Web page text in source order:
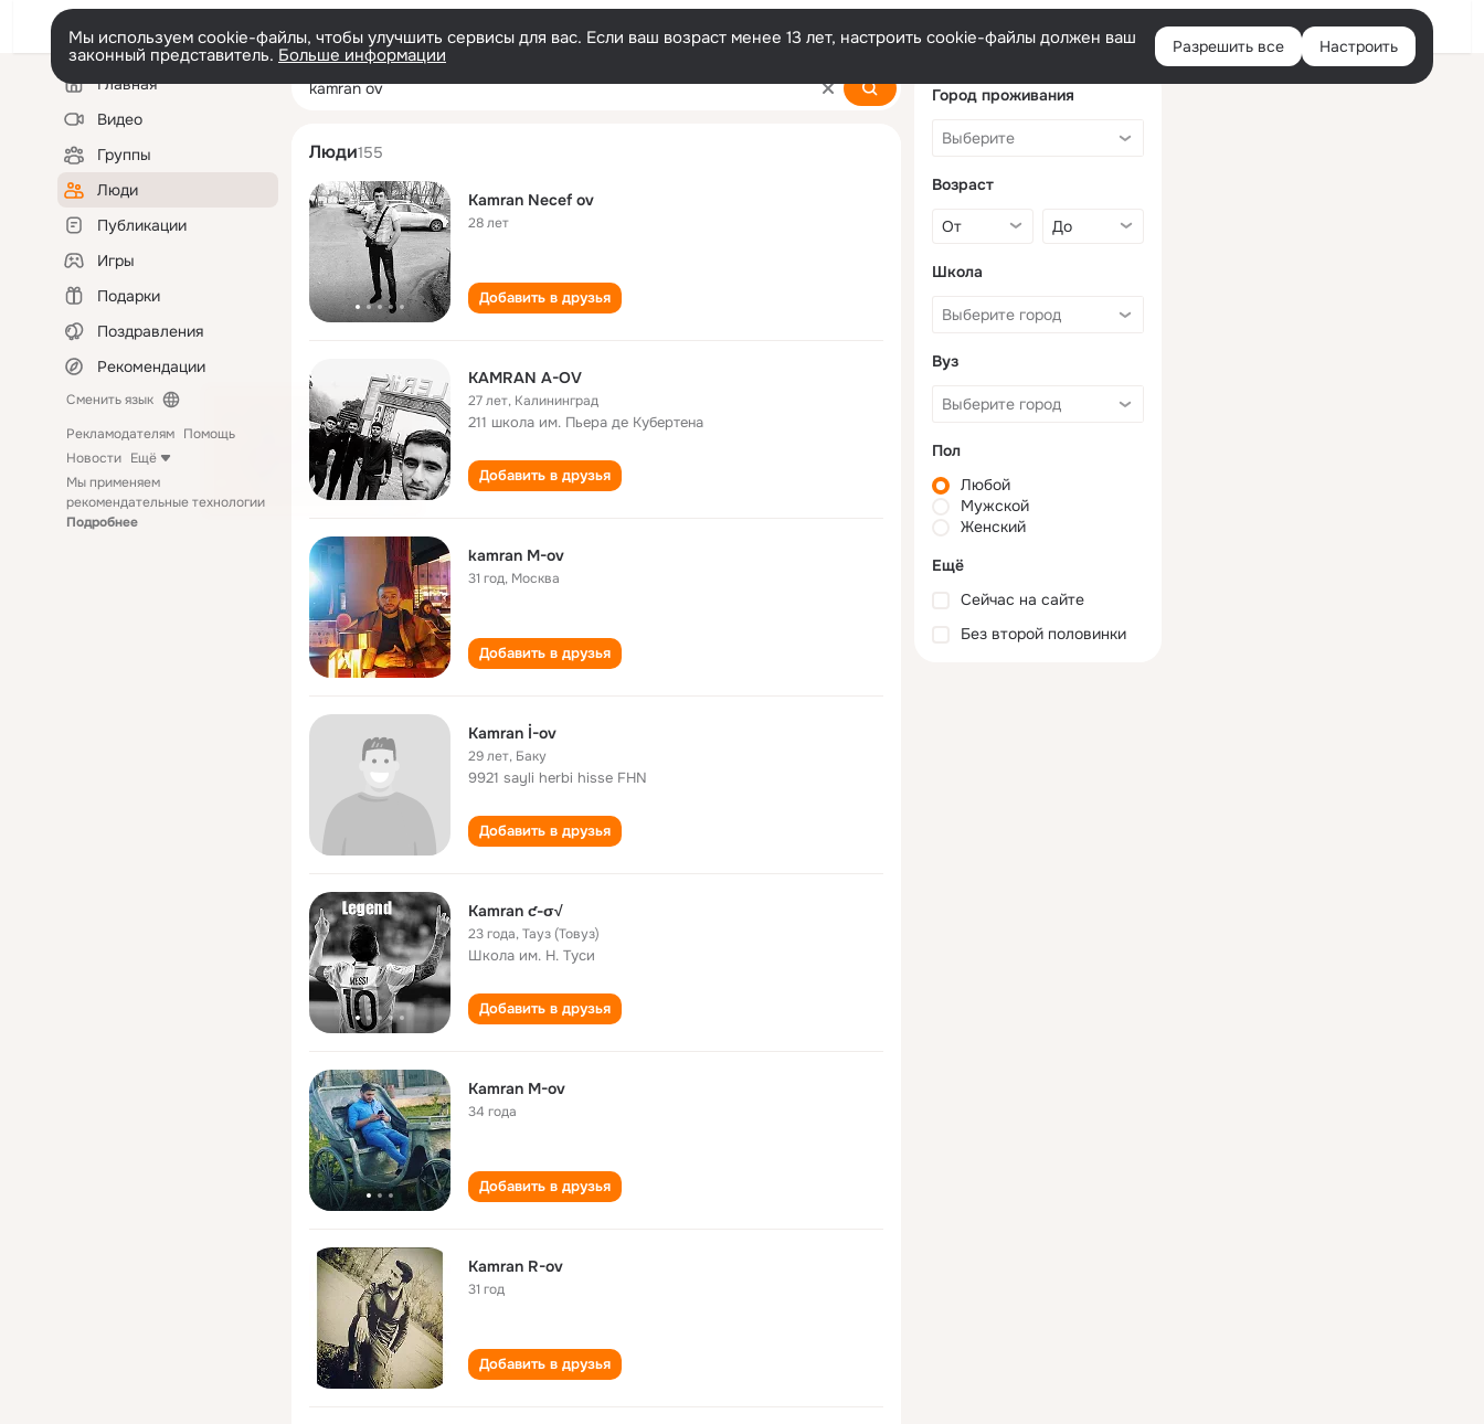
Войти
Мы используем cookie-файлы, чтобы улучшить сервисы для вас. Если ваш возраст менее 13 лет, настроить cookie-файлы должен ваш
законный представитель. Больше информации Разрешить все Настроить
Левая
колонкаГлавная
Видео
Группы
Люди
Публикации
Игры
Подарки
Поздравления
Рекомендации
Сменить язык
Рекламодателям Помощь
Новости Ещё
Мы применяем
рекомендательные технологии
Подробнее
kamran ov
Люди155
Kamran Necef ov
28 лет
Добавить в друзья
KAMRAN A-OV
27 лет, Калининград
211 школа им. Пьера де Кубертена
Добавить в друзья
kamran M-ov
31 год, Москва
Добавить в друзья
Kamran İ-ov
29 лет, Баку
9921 sayli herbi hisse FHN
Добавить в друзья
Kamran ƈ-σ√
23 года,Тауз (Товуз)
Школа им. Н. Туси
Добавить в друзья
Kamran M-ov
34 года
Добавить в друзья
Kamran R-ov
31 год
Добавить в друзья
Город проживания
Возраст
Школа
Вуз
Пол
Любой
Мужской
Женский
Ещё
Сейчас на сайте
Без второй половинки